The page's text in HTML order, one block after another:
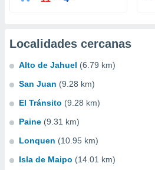
Localidades cercanas
Alto de Jahuel (6.79 km)
San Juan (9.28 km)
El Tránsito (9.28 km)
Paine (9.31 km)
Lonquen (10.95 km)
Isla de Maipo (14.01 km)